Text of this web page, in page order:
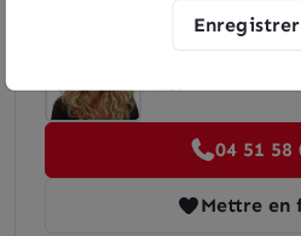
04 51 58
Mettre en
Enregistrer